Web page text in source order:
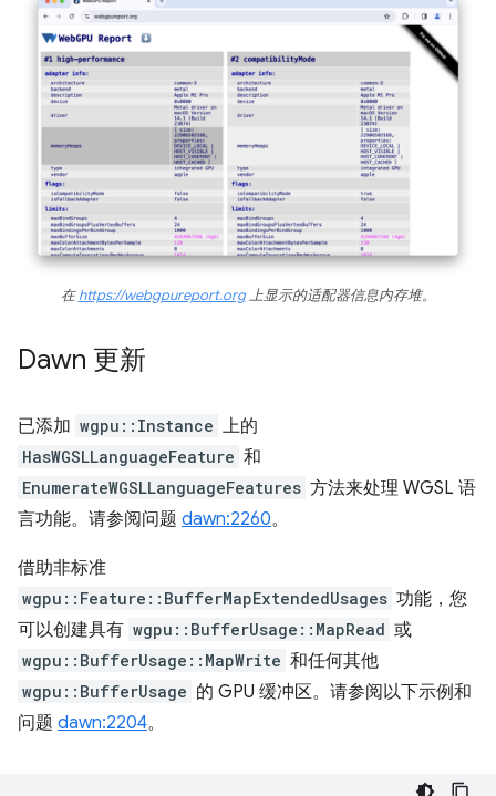
在https://webgpureport.org上显示的适配器信息内存堆。
Dawn 更新
已添加 wgpu::Instance 上的
HasWGSLLanguageFeature 和
EnumerateWGSLLanguageFeatures 方法来处理 WGSL 语
言功能。请参阅问题 dawn:2260。
借助非标准
wgpu::Feature::BufferMapExtendedUsages 功能，您
可以创建具有 wgpu::BufferUsage::MapRead 或
wgpu::BufferUsage::MapWrite 和任何其他
wgpu::BufferUsage 的 GPU 缓冲区。请参阅以下示例和
问题 dawn:2204。